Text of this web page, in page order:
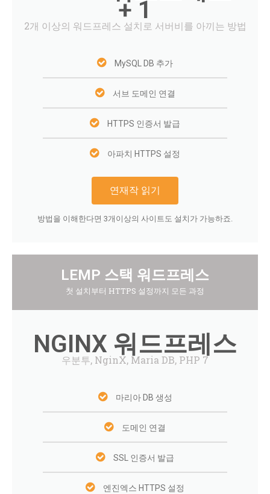
+ 1
2개 이상의 워드프레스 설치로 서버비를 아끼는 방법
MySQL DB 추가
서브 도메인 연결
HTTPS 인증서 발급
아파치 HTTPS 설정
연재작 읽기
방법을 이해한다면 3개이상의 사이트도 설치가 가능하죠.
LEMP 스택 워드프레스
첫 설치부터 HTTPS 설정까지 모든 과정
NGINX 워드프레스
우분투, NginX, Maria DB, PHP 7
마리아 DB 생성
도메인 연결
SSL 인증서 발급
엔진엑스 HTTPS 설정